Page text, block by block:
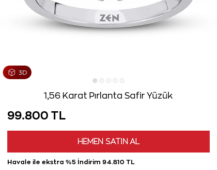
1,56 Karat Pırlanta Safir Yüzük
99.800 TL
HEMEN SATIN AL
Havale ile ekstra %5 İndirim 94.810 TL